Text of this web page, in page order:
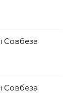
Совбеза
Совбеза